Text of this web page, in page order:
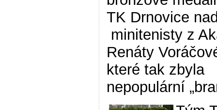
TK Drnovice
minitenisty z
Renáty
které tak zbyla
nepopulární